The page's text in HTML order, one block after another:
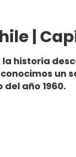
|
historia
un
año 1960.